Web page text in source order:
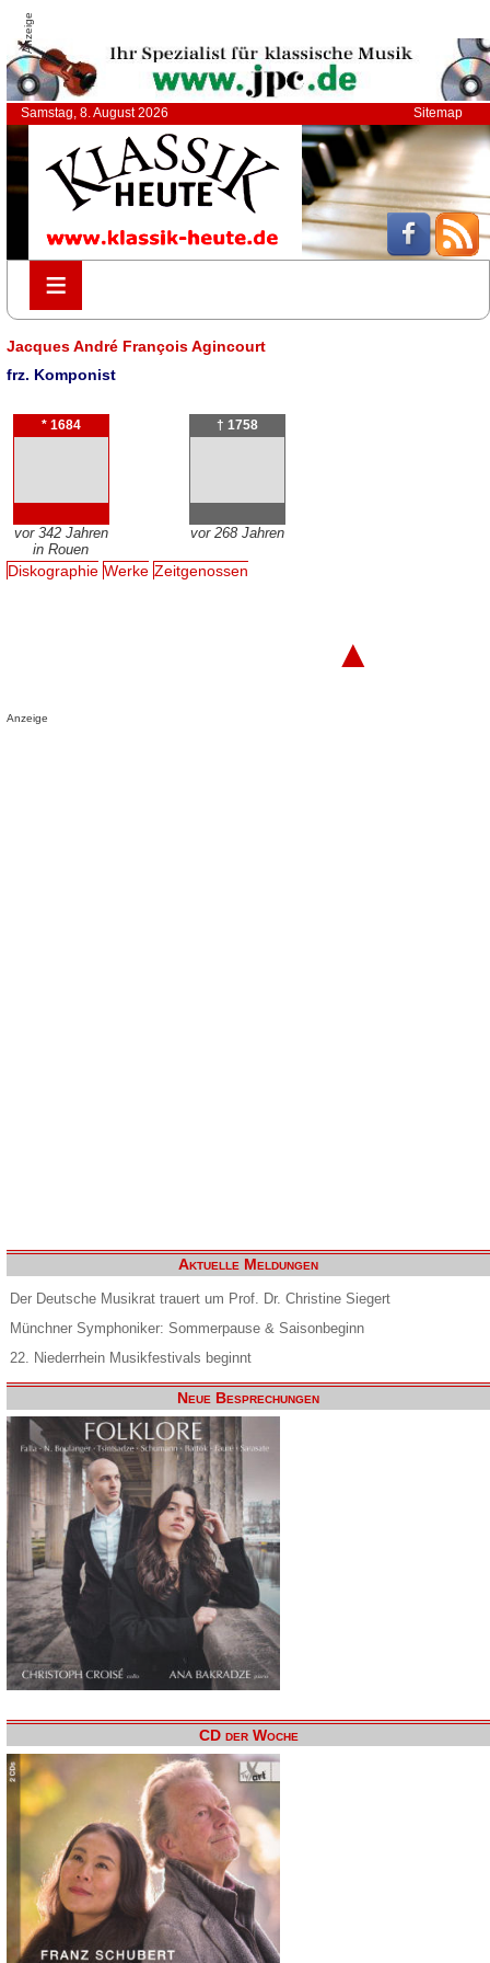
Anzeige
Samstag, 8. August 2026 Sitemap
≡
≡
Jacques André François Agincourt
frz. Komponist
* 1684
vor 342 Jahren
in Rouen
† 1758
vor 268 Jahren
Diskographie Werke Zeitgenossen
▲
Anzeige
Aktuelle Meldungen
Der Deutsche Musikrat trauert um Prof. Dr. Christine Siegert
Münchner Symphoniker: Sommerpause & Saisonbeginn
22. Niederrhein Musikfestivals beginnt
Neue Besprechungen
CD der Woche